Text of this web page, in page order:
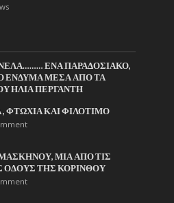
ΕΝΑ ΠΑΡΑΔΟΣΙΑΚΟ,
ΕΝΔΥΜΑ ΜΕΣΑ ΑΠΟ ΤΑ
ΗΛΙΑ ΠΕΡΓΑΝΤΗ
, ΦΤΩΧΙΑ ΚΑΙ ΦΙΛΟΤΙΜΟ
ΜΙΑ ΑΠΟ ΤΙΣ
ΟΔΟΥΣ ΤΗΣ ΚΟΡΙΝΘΟΥ